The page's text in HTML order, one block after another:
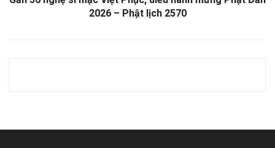
2026 – Phật lịch 2570